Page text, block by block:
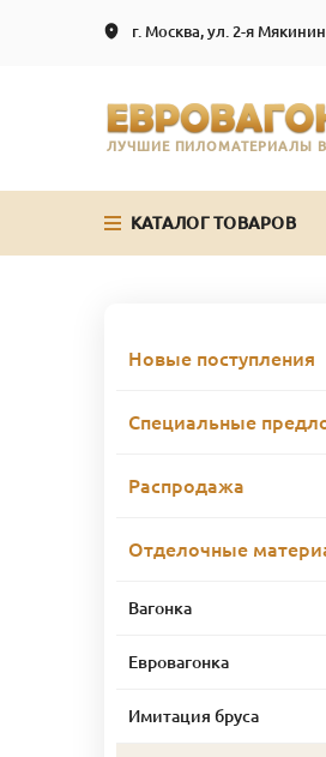
г. Москва, ул. 2-я
ЛУЧШИЕ ПИЛОМАТЕРИАЛЫ
КАТАЛОГ ТОВАРОВ
Новые поступления
Специальные
Распродажа
Отделочные
Вагонка
Евровагонка
Имитация бруса